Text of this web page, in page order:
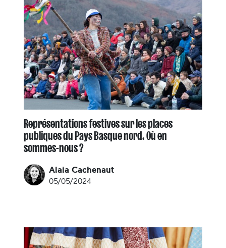
Représentations festives sur les places
publiques du Pays Basque nord. Où en
sommes-nous ?
Alaia Cachenaut
05/05/2024